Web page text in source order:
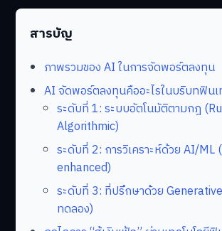
สารบัญ
ภาพรวมของ AI ในการจัดพอร์ตลงทุน
AI จัดพอร์ตลงทุนคืออะไรในบริบทฟินเ
ระดับที่ 1: ระบบอัตโนมัติตามกฎ
Algorithmic)
ระดับที่ 2: การวิเคราะห์ด้วย AI/ML
enhanced)
ระดับที่ 3: ที่ปรึกษาด้วย
ทดลอง)